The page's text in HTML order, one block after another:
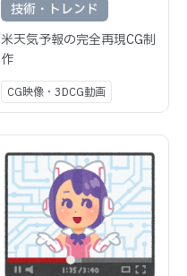
技術・トレンド
米天気予報の完全再現CG制
作
CG映像・3DCG動画